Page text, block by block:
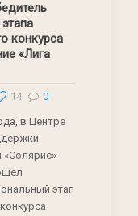
конкурса
«Лига
0
14
в Центре
«Солярис»
этап